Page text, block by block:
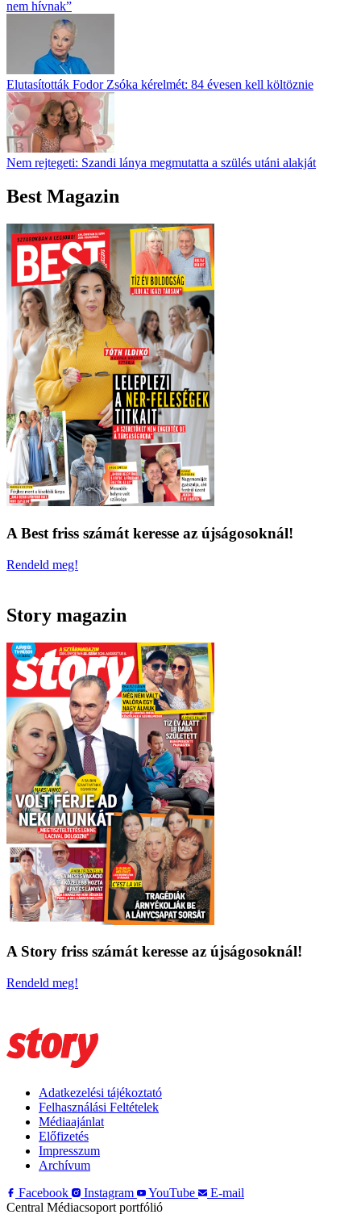
nem hívnak”
Elutasították Fodor Zsóka kérelmét: 84 évesen kell költöznie
Nem rejtegeti: Szandi lánya megmutatta a szülés utáni alakját
Best Magazin
A Best friss számát keresse az újságosoknál!
Rendeld meg!
Story magazin
A Story friss számát keresse az újságosoknál!
Rendeld meg!
Adatkezelési tájékoztató
Felhasználási Feltételek
Médiaajánlat
Előfizetés
Impresszum
Archívum
Facebook
Instagram YouTube
E-mail
Central Médiacsoport portfólió